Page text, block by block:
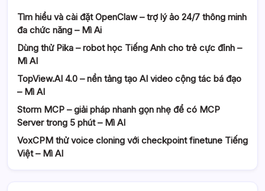
Tìm hiểu và cài đặt OpenClaw – trợ lý ảo 24/7 thông minh
đa chức năng – Mì Ai
Dùng thử Pika – robot học Tiếng Anh cho trẻ cực đỉnh –
Mì AI
TopView.AI 4.0 – nền tảng tạo AI video cộng tác bá đạo
– Mì AI
Storm MCP – giải pháp nhanh gọn nhẹ để có MCP
Server trong 5 phút – Mì AI
VoxCPM thử voice cloning với checkpoint finetune Tiếng
Việt – Mì AI